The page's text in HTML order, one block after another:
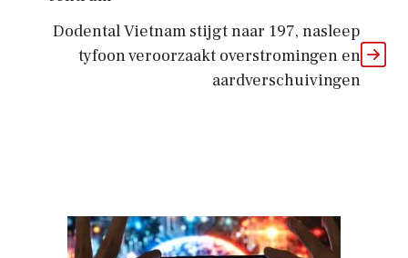
Dodental Vietnam stijgt naar 197, nasleep
tyfoon veroorzaakt overstromingen en
aardverschuivingen